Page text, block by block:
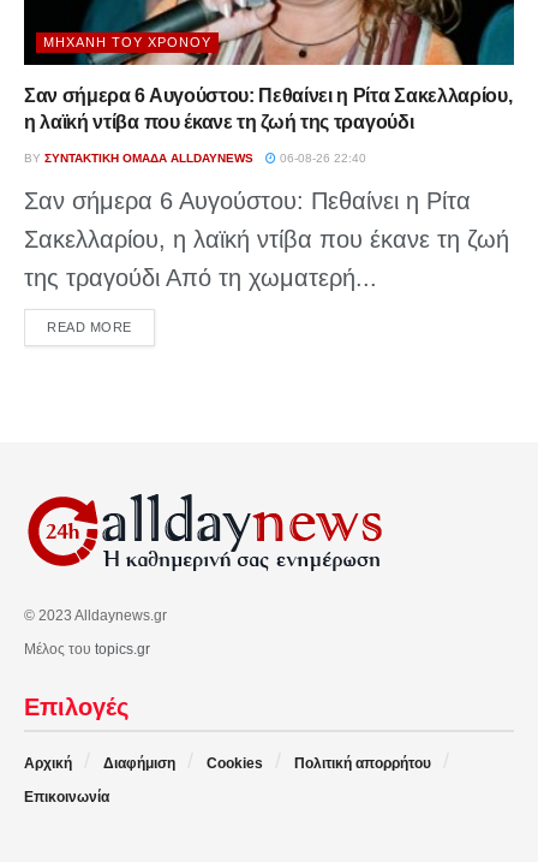
ΜΗΧΑΝΉ ΤΟΥ ΧΡΌΝΟΥ
Σαν σήμερα 6 Αυγούστου: Πεθαίνει η Ρίτα Σακελλαρίου,
η λαϊκή ντίβα που έκανε τη ζωή της τραγούδι
BY ΣΥΝΤΑΚΤΙΚΉ ΟΜΆΔΑ ALLDAYNEWS 06-08-26 22:40
Σαν σήμερα 6 Αυγούστου: Πεθαίνει η Ρίτα
Σακελλαρίου, η λαϊκή ντίβα που έκανε τη ζωή
της τραγούδι Από τη χωματερή...
READ MOREDETAILS
© 2023 Alldaynews.gr
Μέλος του topics.gr
Επιλογές
Αρχική Διαφήμιση Cookies
Πολιτική απορρήτου
Επικοινωνία